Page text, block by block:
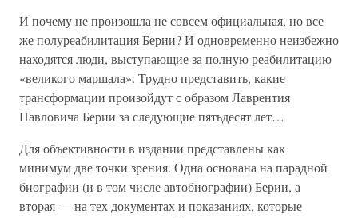
И почему не произошла не совсем официальная, но все
же полуреабилитация Берии? И одновременно неизбежно
находятся люди, выступающие за полную реабилитацию
«великого маршала». Трудно представить, какие
трансформации произойдут с образом Лаврентия
Павловича Берии за следующие пятьдесят лет…
Для объективности в издании представлены как
минимум две точки зрения. Одна основана на парадной
биографии (и в том числе автобиографии) Берии, а
вторая — на тех документах и показаниях, которые